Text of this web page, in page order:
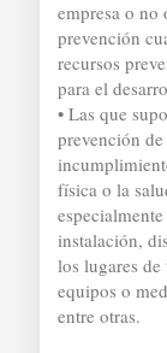
empresa o no
prevención
recursos
para el
• Las que
prevención
física o la
instalación,
los lugares
equipos o
entre otras.